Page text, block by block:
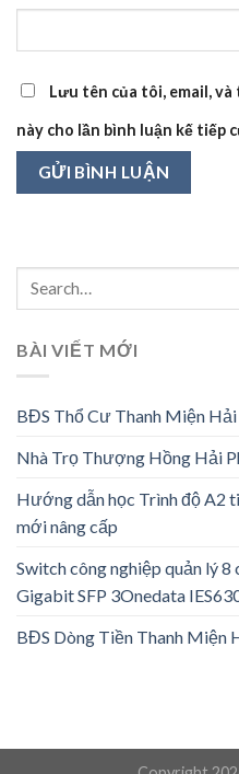
Lưu tên của tôi, email,
này cho lần bình luận kế tiếp
BÀI VIẾT MỚI
BĐS Thổ Cư Thanh Miện Hải
Nhà Trọ Thượng Hồng Hải
Hướng dẫn học Trình độ A2
mới nâng cấp
Switch công nghiệp quản lý
Gigabit SFP 3Onedata
BĐS Dòng Tiền Thanh Miện